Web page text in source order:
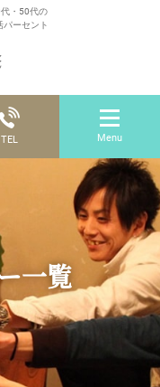
・50代の
パーセント
TEL Menu
一覧